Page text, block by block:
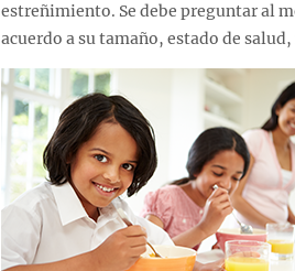
estreñimiento. Se debe preguntar al
acuerdo a su tamaño, estado de